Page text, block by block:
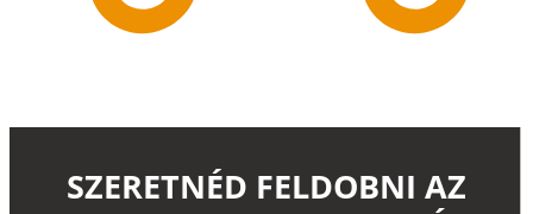
SZERETNÉD FELDOBNI AZ